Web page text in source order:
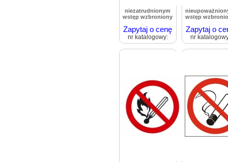
niezatrudnionym
wstęp wzbroniony
Zapytaj o cenę
nr katalogowy:
wstęp
Zapytaj o
nr